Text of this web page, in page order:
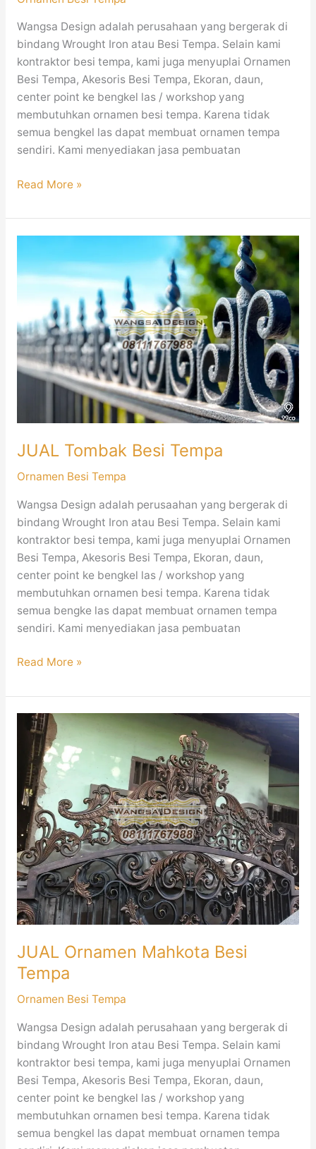
Wangsa Design adalah perusahaan yang bergerak di
bindang Wrought Iron atau Besi Tempa. Selain kami
kontraktor besi tempa, kami juga menyuplai Ornamen
Besi Tempa, Akesoris Besi Tempa, Ekoran, daun,
center point ke bengkel las / workshop yang
membutuhkan ornamen besi tempa. Karena tidak
semua bengkel las dapat membuat ornamen tempa
sendiri. Kami menyediakan jasa pembuatan
Read More »
JUAL Tombak Besi Tempa
Ornamen Besi Tempa
Wangsa Design adalah perusaahan yang bergerak di
bindang Wrought Iron atau Besi Tempa. Selain kami
kontraktor besi tempa, kami juga menyuplai Ornamen
Besi Tempa, Akesoris Besi Tempa, Ekoran, daun,
center point ke bengkel las / workshop yang
membutuhkan ornamen besi tempa. Karena tidak
semua bengke las dapat membuat ornamen tempa
sendiri. Kami menyediakan jasa pembuatan
Tombak
Besi
Read More »
JUAL Ornamen Mahkota Besi
Tempa
Ornamen Besi Tempa
Wangsa Design adalah perusahaan yang bergerak di
bindang Wrought Iron atau Besi Tempa. Selain kami
kontraktor besi tempa, kami juga menyuplai Ornamen
Besi Tempa, Akesoris Besi Tempa, Ekoran, daun,
center point ke bengkel las / workshop yang
membutuhkan ornamen besi tempa. Karena tidak
semua bengkel las dapat membuat ornamen tempa
JUAL
Ornamen
Mahkota
Besi
Tempa